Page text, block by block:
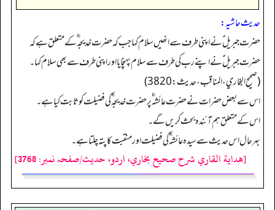
حدیث حاشیہ:
حضرت جبریل ؑ نے اپنی طرف سے انھیں سلام کہا جب کہ حضرت خدیجہ ؓ کے متعلق ہے کہ
حضرت جبریل ؑ نے اپنے رب کی طرف سے سلام پہنچایا اور اپنی طرف سے بھی سلام کہا۔
(صحیح البخاري، المناقب، حدیث: 3820)
اس سے بعض حضرات نے حضرت عائشہ ؓ پرحضرت خدیجہ ؓ کی فضیلت کو ثابت کیاہے۔
اس کے متعلق ہم آئندہ بحث کریں گے۔
بہرحال اس حدیث سے سیدہ عائشہ ؓ کی فضیلت اور منقبت کا پتہ چلتا ہے۔
[هداية القاري شرح صحيح بخاري، اردو، حدیث/صفحہ نمبر: 3768]